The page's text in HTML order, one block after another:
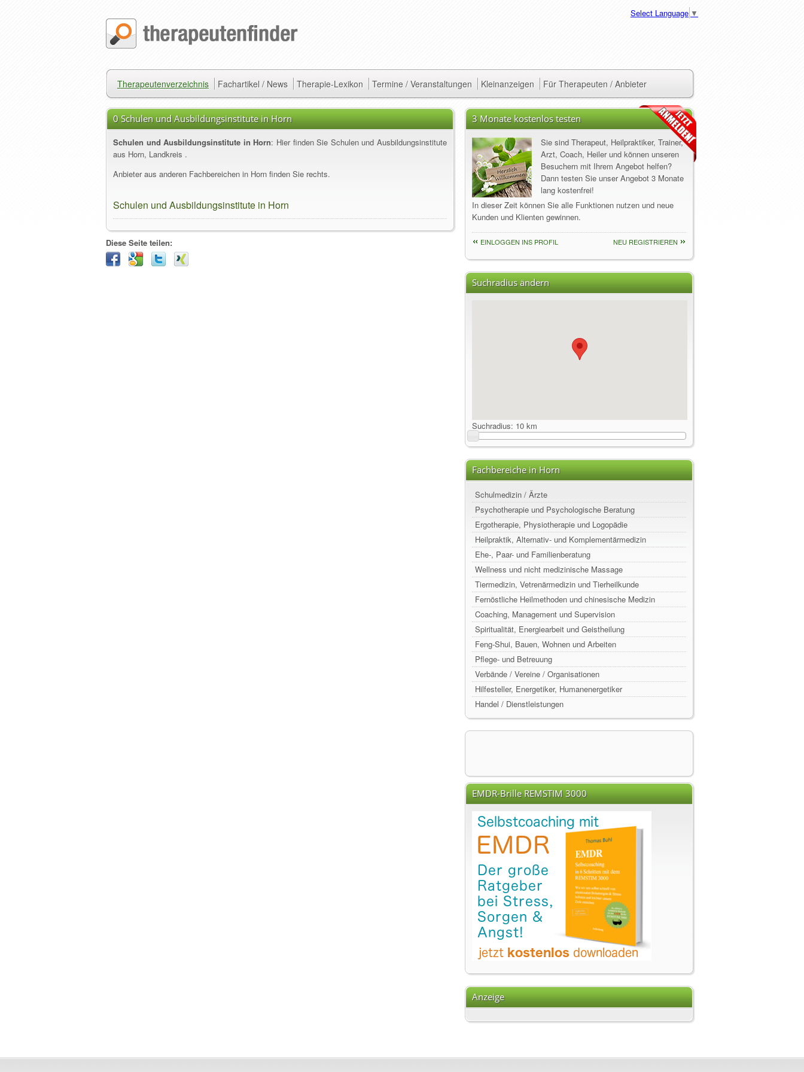
Select Language ▼
Therapeutenverzeichnis Fachartikel / News Therapie-Lexikon Termine / Veranstaltungen Kleinanzeigen Für Therapeuten / Anbieter
0 Schulen und Ausbildungsinstitute in Horn
Schulen und Ausbildungsinstitute in Horn: Hier finden Sie Schulen und Ausbildungsinstitute
aus Horn, Landkreis .
Anbieter aus anderen Fachbereichen in Horn finden Sie rechts.
Schulen und Ausbildungsinstitute in Horn
Diese Seite teilen:
3 Monate kostenlos testen
Sie sind Therapeut, Heilpraktiker, Trainer,
Arzt, Coach, Heiler und können unseren
Besuchern mit Ihrem Angebot helfen?
Dann testen Sie unser Angebot 3 Monate
lang kostenfrei!
In dieser Zeit können Sie alle Funktionen nutzen und neue
Kunden und Klienten gewinnen.
EINLOGGEN INS PROFIL NEU REGISTRIEREN
Suchradius ändern
Suchradius: 10 km
Fachbereiche in Horn
Schulmedizin / Ärzte
Psychotherapie und Psychologische Beratung
Ergotherapie, Physiotherapie und Logopädie
Heilpraktik, Alternativ- und Komplementärmedizin
Ehe-, Paar- und Familienberatung
Wellness und nicht medizinische Massage
Tiermedizin, Vetrenärmedizin und Tierheilkunde
Fernöstliche Heilmethoden und chinesische Medizin
Coaching, Management und Supervision
Spiritualität, Energiearbeit und Geistheilung
Feng-Shui, Bauen, Wohnen und Arbeiten
Pflege- und Betreuung
Verbände / Vereine / Organisationen
Hilfesteller, Energetiker, Humanenergetiker
Handel / Dienstleistungen
EMDR-Brille REMSTIM 3000
Anzeige